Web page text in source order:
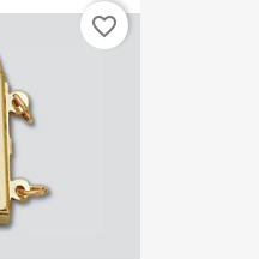
favorite_border